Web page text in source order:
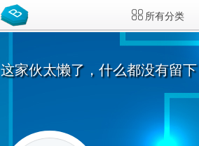
所有分类
这家伙太懒了，什么都没有留下